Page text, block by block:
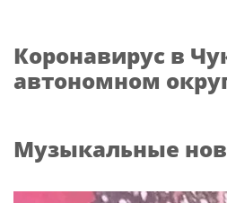
Коронавирус в
автономном
Музыкальные